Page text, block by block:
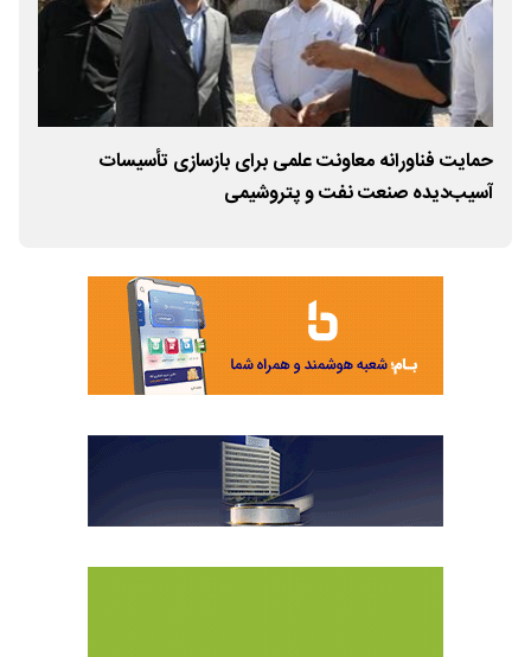
حمایت فناورانه معاونت علمی برای بازسازی تأسیسات
آسیب‌دیده صنعت نفت و پتروشیمی